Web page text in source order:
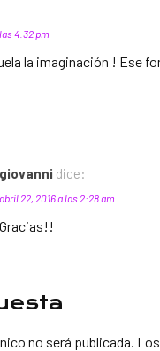
4:32 pm
la imaginación ! Ese
giovanni dice:
abril 22, 2016 a las 2:28 am
Gracias!!
no será publicada.